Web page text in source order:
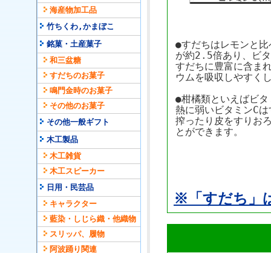
海産物加工品
竹ちくわ,かまぼこ
銘菓・土産菓子
和三盆糖
すだちのお菓子
鳴門金時のお菓子
その他のお菓子
その他一般ギフト
木工製品
木工雑貨
木工スピーカー
日用・民芸品
キャラクター
藍染・しじら織・他織物
スリッパ、履物
阿波踊り関連
●すだちはレモンと
が約2.5倍あり、ビ
すだちに豊富に含ま
ウムを吸収しやすく
●柑橘類といえばビ
熱に弱いビタミンC
搾ったり皮をすりお
とができます。
※「すだち」